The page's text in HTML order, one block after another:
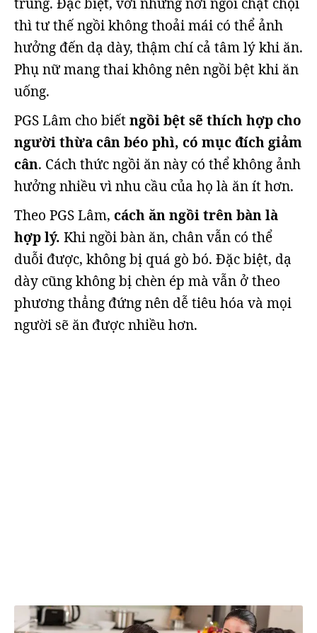
thì tư thế ngồi không thoải mái có thể ảnh
hưởng đến dạ dày, thậm chí cả tâm lý khi ăn.
Phụ nữ mang thai không nên ngồi bệt khi ăn
uống.
PGS Lâm cho biếtngồi bệt sẽ thích hợp cho
người thừa cân béo phì, có mục đích giảm
cân. Cách thức ngồi ăn này có thể không ảnh
hưởng nhiều vì nhu cầu của họ là ăn ít hơn.
Theo PGS Lâm, cách ăn ngồi trên bàn là
hợp lý. Khi ngồi bàn ăn, chân vẫn có thể
duỗi được, không bị quá gò bó. Đặc biệt, dạ
dày cũng không bị chèn ép mà vẫn ở theo
phương thẳng đứng nên dễ tiêu hóa và mọi
người sẽ ăn được nhiều hơn.